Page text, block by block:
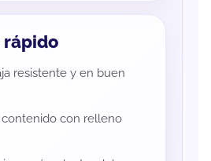
rápido
resistente y en buen
con relleno